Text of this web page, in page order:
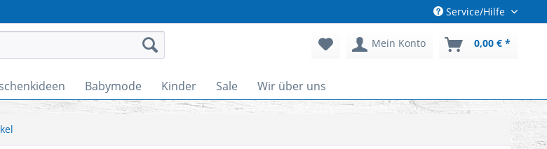
Service/Hilfe
Mein Konto 0,00 € *
Babymode Kinder Sale Wir über uns